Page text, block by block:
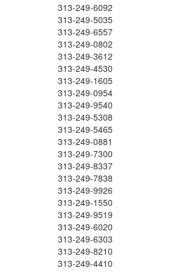
313-249-6092
313-249-5035
313-249-6557
313-249-0802
313-249-3612
313-249-4530
313-249-1605
313-249-0954
313-249-9540
313-249-5308
313-249-5465
313-249-0881
313-249-7300
313-249-8337
313-249-7838
313-249-9926
313-249-1550
313-249-9519
313-249-6020
313-249-6303
313-249-8210
313-249-4410